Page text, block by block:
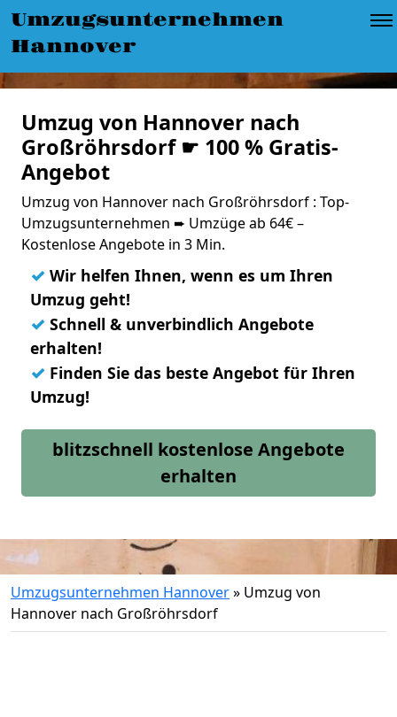
Umzugsunternehmen
Hannover
Umzug von Hannover nach
Großröhrsdorf ☛ 100 % Gratis-
Angebot
Umzug von Hannover nach Großröhrsdorf : Top-
Umzugsunternehmen ➨ Umzüge ab 64€ –
Kostenlose Angebote in 3 Min.
✓ Wir helfen Ihnen, wenn es um Ihren
Umzug geht!
✓ Schnell & unverbindlich Angebote
erhalten!
✓ Finden Sie das beste Angebot für Ihren
Umzug!
blitzschnell kostenlose Angebote
erhalten
Umzugsunternehmen Hannover» Umzug von
Hannover nach Großröhrsdorf